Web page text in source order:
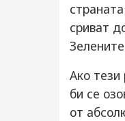
сриват
Ако тези
би се
от